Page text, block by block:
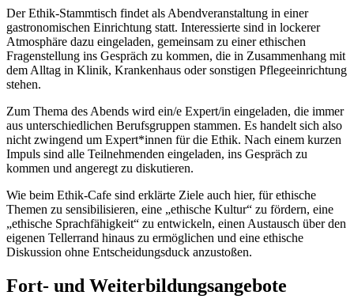
Der Ethik-Stammtisch findet als Abendveranstaltung in einer
gastronomischen Einrichtung statt. Interessierte sind in lockerer
Atmosphäre dazu eingeladen, gemeinsam zu einer ethischen
Fragenstellung ins Gespräch zu kommen, die in Zusammenhang mit
dem Alltag in Klinik, Krankenhaus oder sonstigen Pflegeeinrichtung
stehen.
Zum Thema des Abends wird ein/e Expert/in eingeladen, die immer
aus unterschiedlichen Berufsgruppen stammen. Es handelt sich also
nicht zwingend um Expert*innen für die Ethik. Nach einem kurzen
Impuls sind alle Teilnehmenden eingeladen, ins Gespräch zu
kommen und angeregt zu diskutieren.
Wie beim Ethik-Cafe sind erklärte Ziele auch hier, für ethische
Themen zu sensibilisieren, eine „ethische Kultur“ zu fördern, eine
„ethische Sprachfähigkeit“ zu entwickeln, einen Austausch über den
eigenen Tellerrand hinaus zu ermöglichen und eine ethische
Diskussion ohne Entscheidungsduck anzustoßen.
Fort- und Weiterbildungsangebote